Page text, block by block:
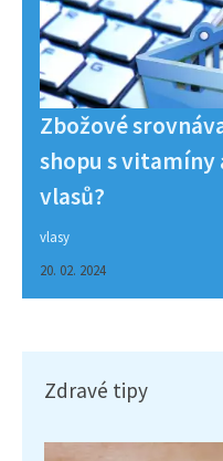
Zbožové
shopu s
vlasů?
vlasy
20. 02. 2024
Zdravé tipy